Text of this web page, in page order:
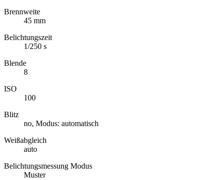
Brennweite
45 mm
Belichtungszeit
1/250 s
Blende
8
ISO
100
Blitz
no, Modus: automatisch
Weißabgleich
auto
Belichtungsmessung Modus
Muster